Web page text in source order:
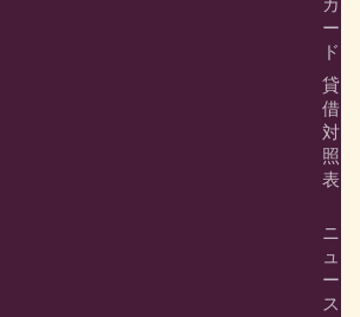
ー
ド
貸
借
対
照
表
ニ
ュ
ー
ス